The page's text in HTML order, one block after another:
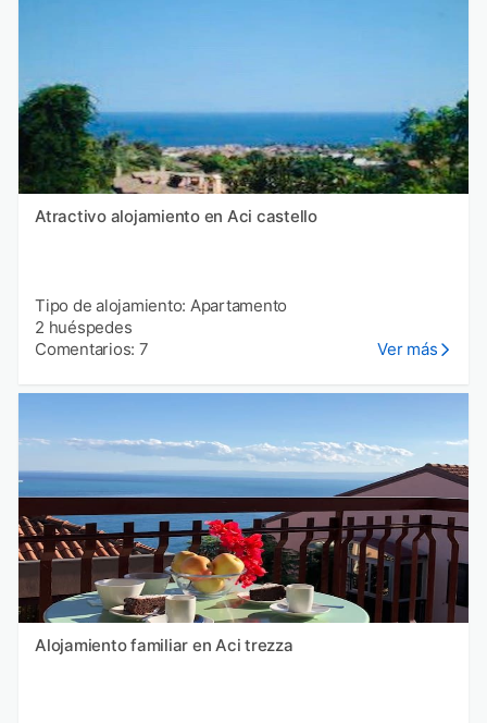
Atractivo alojamiento en Aci castello
Tipo de alojamiento: Apartamento
2 huéspedes
Comentarios: 7
Ver más
Alojamiento familiar en Aci trezza